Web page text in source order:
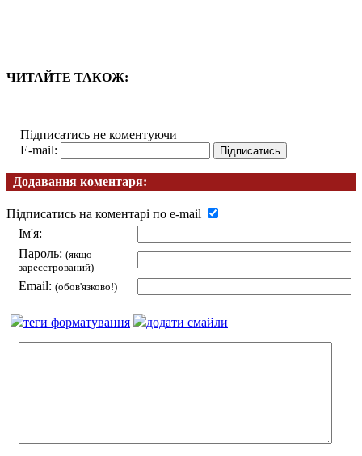
ЧИТАЙТЕ ТАКОЖ:
Підписатись не коментуючи
E-mail:
Додавання коментаря:
Підписатись на коментарі по e-mail
Ім'я:
Пароль: (якщо
зареєстрований)
Email: (обов'язково!)
теги форматування додати смайли